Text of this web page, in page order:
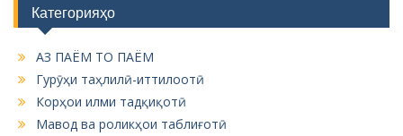
Категорияҳо
АЗ ПАЁМ ТО ПАЁМ
Гурӯҳи таҳлилӣ-иттилоотӣ
Корҳои илми тадқиқотӣ
Мавод ва роликҳои таблиғотӣ